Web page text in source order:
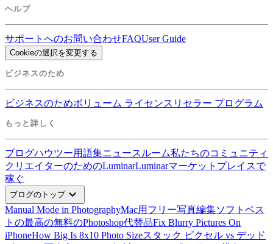
ヘルプ
サポートへのお問い合わせFAQUser Guide
Cookieの選択を変更する
ビジネスのため
ビジネスのためボリューム ライセンス リセラー プログラム
もっと詳しく
ブログハウツー用語集ニュースルーム私たちのコミュニティ
クリエイターのためのLuminarLuminarマーケットプレイスで
稼ぐ
ブログのトップexpand_more
Manual Mode in PhotographyMac用フリー写真編集ソフトベス
ト の最高の無料のPhotoshop代替品Fix Blurry Pictures On
iPhoneHow Big Is 8x10 Photo Sizeスタック ピクセル vs デッド